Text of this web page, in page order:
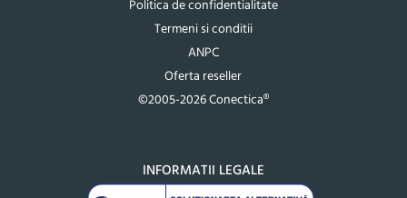
Politica de confidentialitate
Termeni si conditii
ANPC
Oferta reseller
©2005-2026 Conectica®
INFORMATII LEGALE